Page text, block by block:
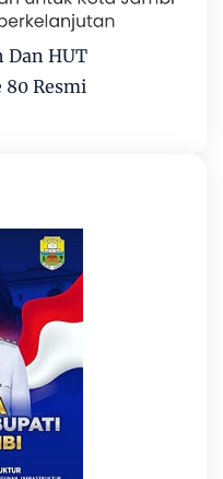
Dan HUT
Resmi